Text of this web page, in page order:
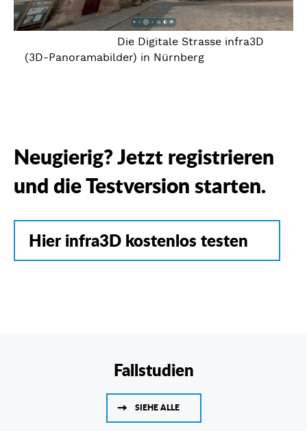
Die Digitale Strasse infra3D
(3D-Panoramabilder) in Nürnberg
Neugierig? Jetzt registrieren
und die Testversion starten.
Hier infra3D kostenlos testen
Fallstudien
SIEHE ALLE